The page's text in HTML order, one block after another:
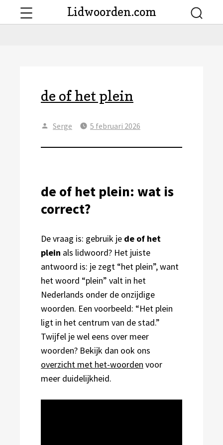
Lidwoorden.com
de of het plein
Author
Serge
Posted
5 februari 2026
de of het plein: wat is
correct?
De vraag is: gebruik je de of het
plein als lidwoord? Het juiste
antwoord is: je zegt “het plein”, want
het woord “plein” valt in het
Nederlands onder de onzijdige
woorden. Een voorbeeld: “Het plein
ligt in het centrum van de stad.”
Twijfel je wel eens over meer
woorden? Bekijk dan ook ons
overzicht met het-woorden voor
meer duidelijkheid.